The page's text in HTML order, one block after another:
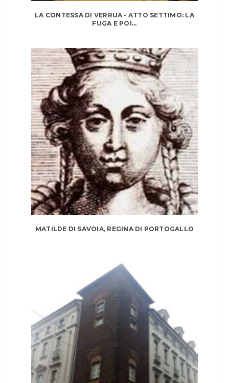
LA CONTESSA DI VERRUA - ATTO SETTIMO: LA
FUGA E POI...
MATILDE DI SAVOIA, REGINA DI PORTOGALLO